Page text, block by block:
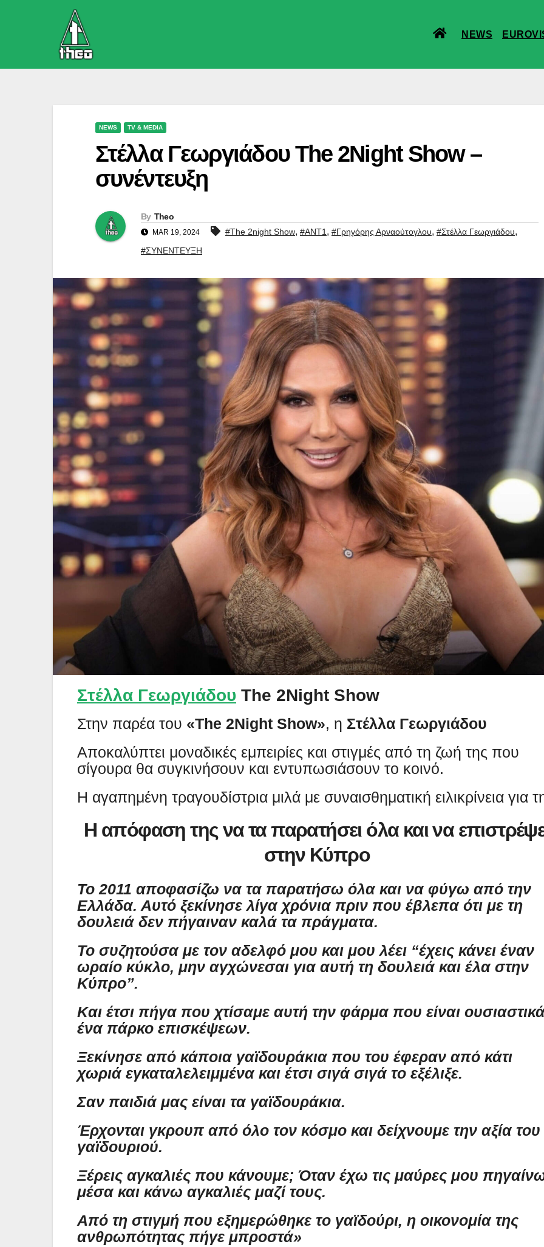
NEWS
NEWS TV & MEDIA
Στέλλα Γεωργιάδου The 2Night Show –
συνέντευξη
By Theo
MAR 19, 2024 #The 2night Show, #ΑΝΤ1, #Γρηγόρης Αρναούτογλου, #Στέλλα Γεωργιάδου,
#ΣΥΝΕΝΤΕΥΞΗ
Στέλλα Γεωργιάδου The 2Night Show
Στην παρέα του «The 2Night Show», η Στέλλα Γεωργιάδου
Αποκαλύπτει μοναδικές εμπειρίες και στιγμές από τη ζωή της που
σίγουρα θα συγκινήσουν και εντυπωσιάσουν το κοινό.
Η αγαπημένη τραγουδίστρια μιλά με συναισθηματική ειλικρίνεια για
Η απόφαση της να τα παρατήσει όλα και να
στην Κύπρο
Το 2011 αποφασίζω να τα παρατήσω όλα και να φύγω από την
Ελλάδα. Αυτό ξεκίνησε λίγα χρόνια πριν που έβλεπα ότι με τη
δουλειά δεν πήγαιναν καλά τα πράγματα.
Το συζητούσα με τον αδελφό μου και μου λέει “έχεις κάνει έναν
ωραίο κύκλο, μην αγχώνεσαι για αυτή τη δουλειά και έλα στην
Κύπρο”.
Και έτσι πήγα που χτίσαμε αυτή την φάρμα που είναι
ένα πάρκο επισκέψεων.
Ξεκίνησε από κάποια γαϊδουράκια που του έφεραν από κάτι
χωριά εγκαταλελειμμένα και έτσι σιγά σιγά το εξέλιξε.
Σαν παιδιά μας είναι τα γαϊδουράκια.
Έρχονται γκρουπ από όλο τον κόσμο και δείχνουμε την αξία του
γαϊδουριού.
Ξέρεις αγκαλιές που κάνουμε; Όταν έχω τις μαύρες μου
μέσα και κάνω αγκαλιές μαζί τους.
Από τη στιγμή που εξημερώθηκε το γαϊδούρι, η οικονομία της
ανθρωπότητας πήγε μπροστά»